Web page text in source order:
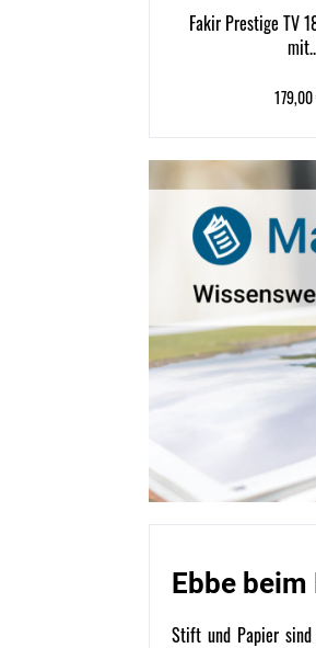
Fakir Prestige TV
Ebbe
Stift und Papier